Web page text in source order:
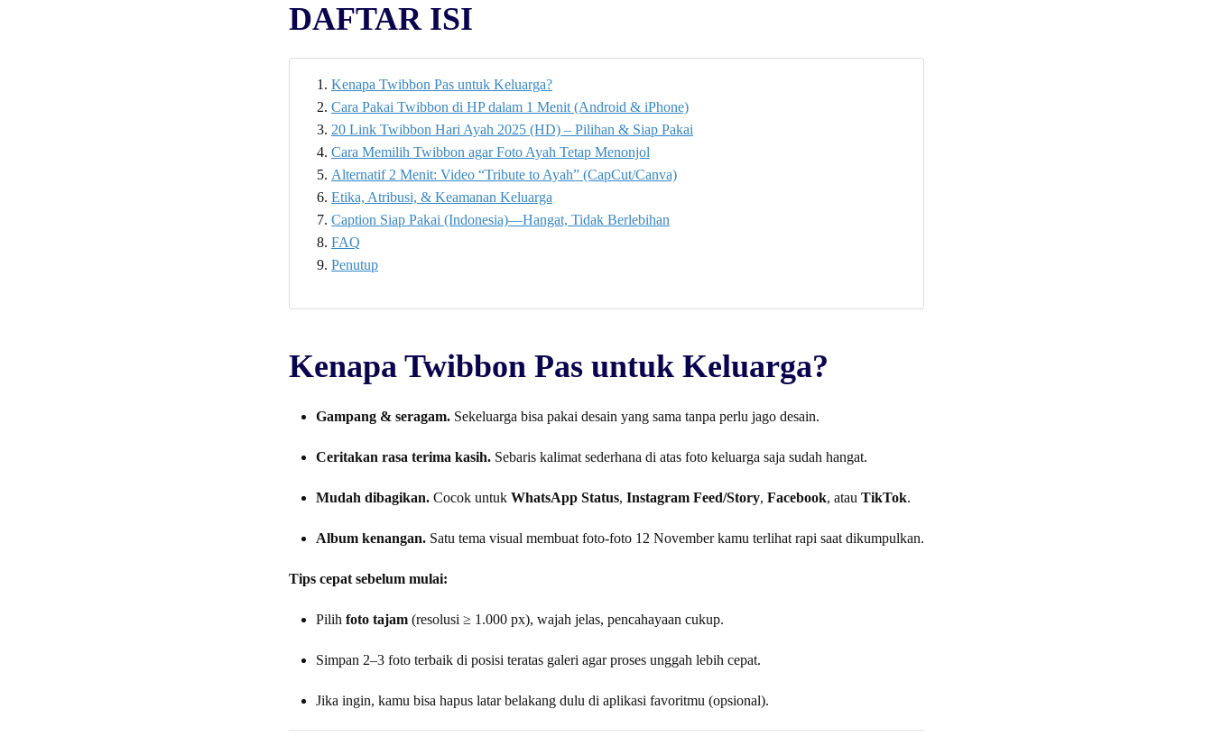
DAFTAR ISI
Kenapa Twibbon Pas untuk Keluarga?
Cara Pakai Twibbon di HP dalam 1 Menit (Android & iPhone)
20 Link Twibbon Hari Ayah 2025 (HD) – Pilihan & Siap Pakai
Cara Memilih Twibbon agar Foto Ayah Tetap Menonjol
Alternatif 2 Menit: Video “Tribute to Ayah” (CapCut/Canva)
Etika, Atribusi, & Keamanan Keluarga
Caption Siap Pakai (Indonesia)—Hangat, Tidak Berlebihan
FAQ
Penutup
Kenapa Twibbon Pas untuk Keluarga?
Gampang & seragam. Sekeluarga bisa pakai desain yang sama tanpa perlu jago desain.
Ceritakan rasa terima kasih. Sebaris kalimat sederhana di atas foto keluarga saja sudah hangat.
Mudah dibagikan. Cocok untuk WhatsApp Status, Instagram Feed/Story, Facebook, atau TikTok.
Album kenangan. Satu tema visual membuat foto-foto 12 November kamu terlihat rapi saat dikumpulkan.
Tips cepat sebelum mulai:
Pilih foto tajam (resolusi ≥ 1.000 px), wajah jelas, pencahayaan cukup.
Simpan 2–3 foto terbaik di posisi teratas galeri agar proses unggah lebih cepat.
Jika ingin, kamu bisa hapus latar belakang dulu di aplikasi favoritmu (opsional).